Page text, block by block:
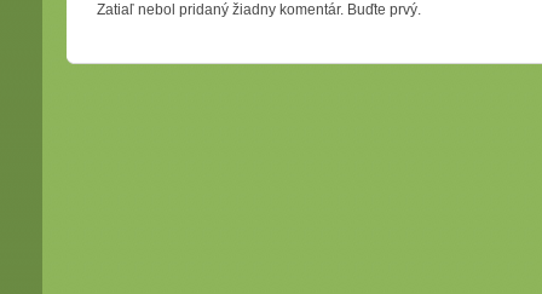
Zatiaľ nebol pridaný žiadny komentár. Buďte prvý.